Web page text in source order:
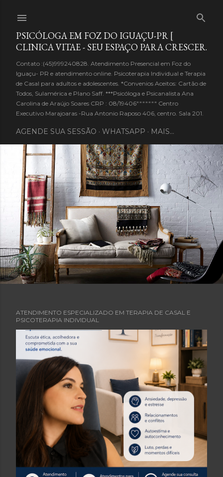
PSICÓLOGA EM FOZ DO IGUAÇU-PR [
CLINICA VITAE - SEU ESPAÇO PARA CRESCER.
Contato :(45)999240828. Atendimento Presencial em Foz do
Iguaçu- PR e atendimento online. Psicoterapia Individual e Terapia
de Casal para adultos e adolescentes. *Convenios Aceitos: Cartão de
Todos, Sulamérica e Plano Saff. ***Psicóloga e Psicanalista Ana
Carolina de Araújo Soares CRP : 08/19406""""""" Centro
Executivo Marajoaras -Rua Antonio Raposo 406, centro. Sala 201.
AGENDE SUA SESSÃO WHATSAPP MAIS…
P
s
a
g
e
n
ATENDIMENTO ESPECIALIZADO EM TERAPIA DE CASAL E
PSICOTERAPIA INDIVIDUAL